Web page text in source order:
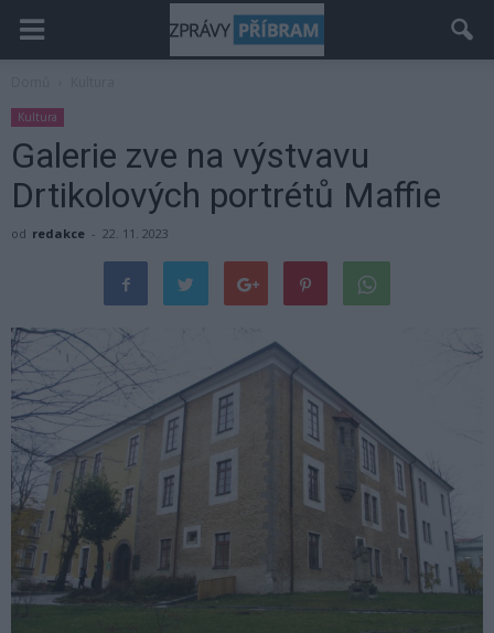
Kultura
Galerie zve na výstvavu
Drtikolových portrétů Maffie
od redakce - 22. 11. 2023